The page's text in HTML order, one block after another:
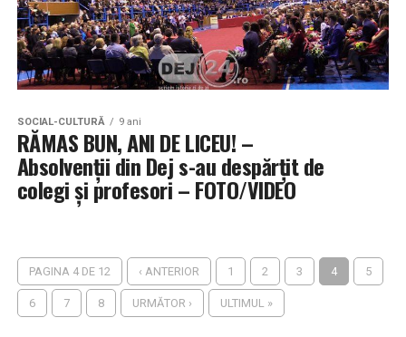
SOCIAL-CULTURĂ 9 ani
RĂMAS BUN, ANI DE LICEU! –
Absolvenții din Dej s-au despărțit de
colegi și profesori – FOTO/VIDEO
PAGINA 4 DE 12 ‹ ANTERIOR 1 2 3 4 5
6 7 8 URMĂTOR › ULTIMUL »